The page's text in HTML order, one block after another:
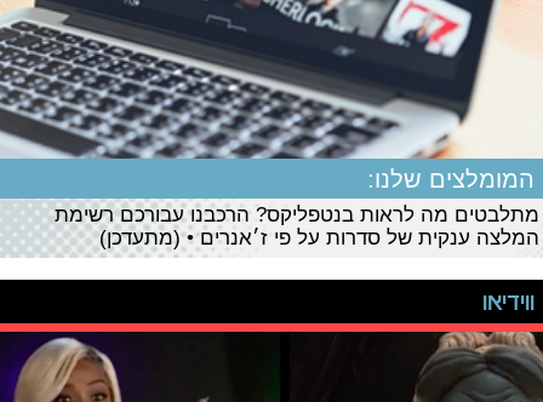
המומלצים שלנו:
מתלבטים מה לראות בנטפליקס? הרכבנו עבורכם רשימת
המלצה ענקית של סדרות על פי ז׳אנרים • (מתעדכן)
ווידיאו